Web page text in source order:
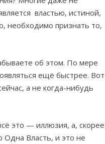
властью, истиной,
необходимо признать то,
об этом. По мере
ещё быстрее. Вот
а не когда-нибудь
это — иллюзия, а,
Одна Власть, и это не